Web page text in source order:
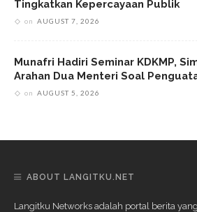
Tingkatkan Kepercayaan Publik
on AUGUST 7, 2026
Munafri Hadiri Seminar KDKMP,
Arahan Dua Menteri Soal
on AUGUST 5, 2026
ABOUT LANGITKU.NET
Langitku Networks adalah portal berita